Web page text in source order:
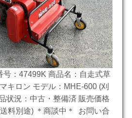
号：47499K 商品名：自走式草
キロン モデル：MHE-600 (刈
状況：中古・整備済 販売価格
料別途) ＊商談中＊ お問い合